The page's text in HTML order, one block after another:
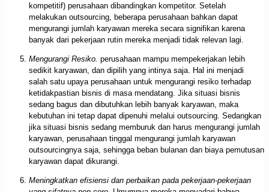
kompetitif) perusahaan dibandingkan kompetitor. Setelah
melakukan outsourcing, beberapa perusahaan bahkan dapat
mengurangi jumlah karyawan mereka secara signifikan karena
banyak dari pekerjaan rutin mereka menjadi tidak relevan lagi.
Mengurangi Resiko. perusahaan mampu mempekerjakan lebih
sedikit karyawan, dan dipilih yang intinya saja. Hal ini menjadi
salah satu upaya perusahaan untuk mengurangi resiko terhadap
ketidakpastian bisnis di masa mendatang. Jika situasi bisnis
sedang bagus dan dibutuhkan lebih banyak karyawan, maka
kebutuhan ini tetap dapat dipenuhi melalui outsourcing. Sedangkan
jika situasi bisnis sedang memburuk dan harus mengurangi jumlah
karyawan, perusahaan tinggal mengurangi jumlah karyawan
outsourcingnya saja, sehingga beban bulanan dan biaya pemutusan
karyawan dapat dikurangi.
Meningkatkan efisiensi dan perbaikan pada pekerjaan-pekerjaan